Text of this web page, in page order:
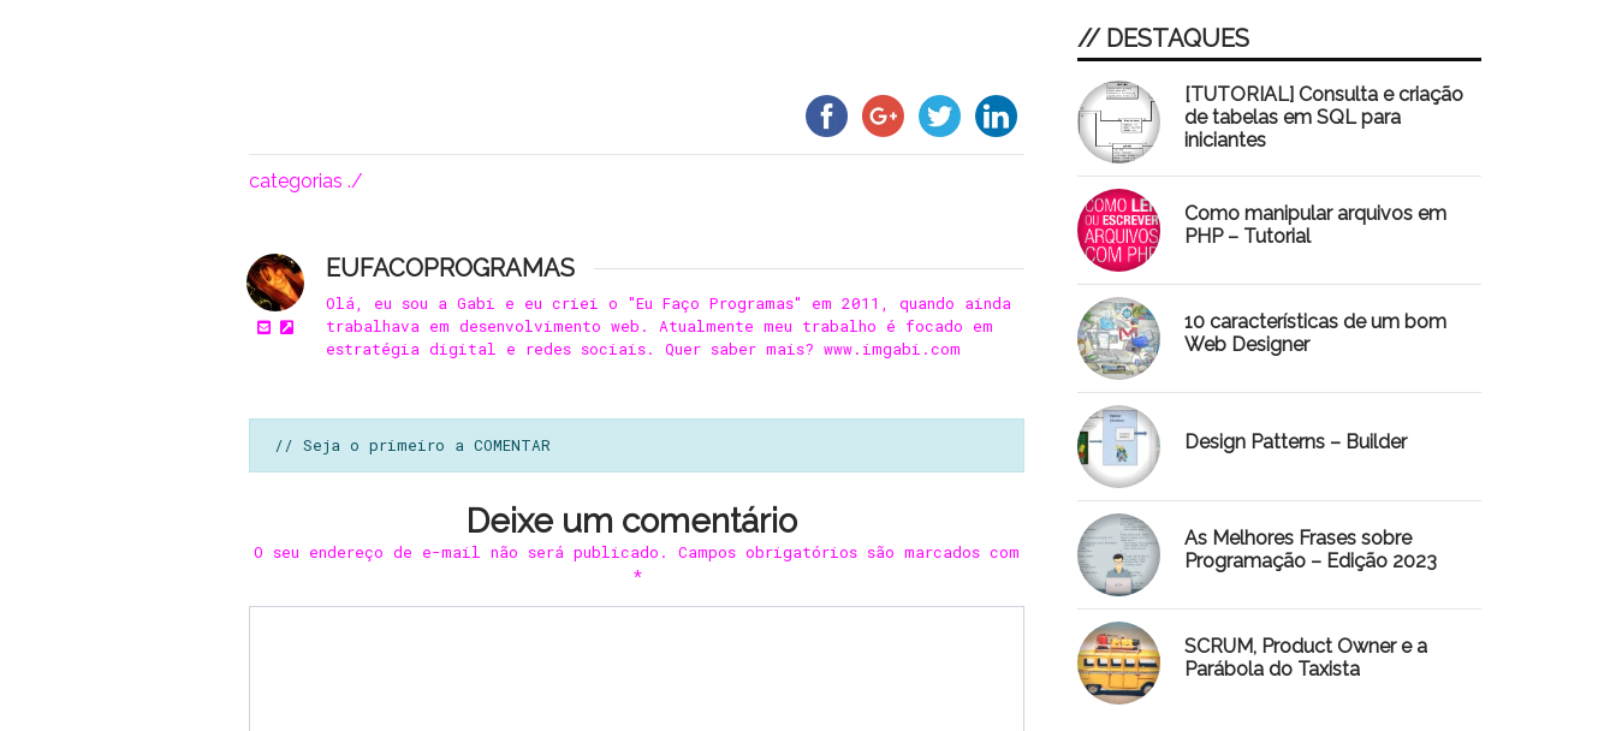
categorias ./
EUFACOPROGRAMAS
Olá, eu sou a Gabi e eu criei o "Eu Faço Programas" em 2011, quando ainda
trabalhava em desenvolvimento web. Atualmente meu trabalho é focado em
estratégia digital e redes sociais. Quer saber mais? www.imgabi.com
// Seja o primeiro a COMENTAR
Deixe um comentário
O seu endereço de e-mail não será publicado.
Campos obrigatórios são marcados com
*
// DESTAQUES
[TUTORIAL] Consulta e criação
de tabelas em SQL para
iniciantes
Como manipular arquivos em
PHP – Tutorial
10 características de um bom
Web Designer
Design Patterns – Builder
As Melhores Frases sobre
Programação – Edição 2023
SCRUM, Product Owner e a
Parábola do Taxista